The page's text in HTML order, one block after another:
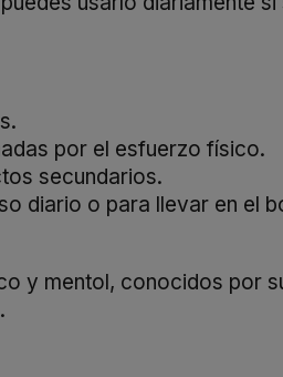
por el esfuerzo físico.
secundarios.
diario o para llevar en el
y mentol, conocidos por